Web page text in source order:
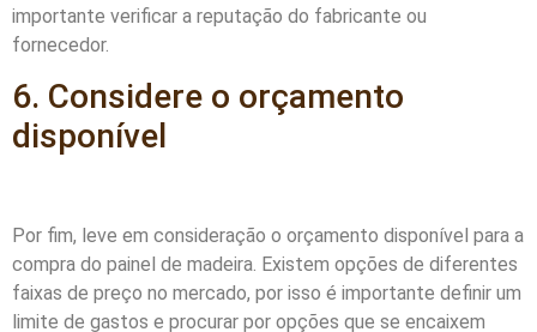
importante verificar a reputação do fabricante ou
fornecedor.
6. Considere o orçamento
disponível
Por fim, leve em consideração o orçamento disponível para a
compra do painel de madeira. Existem opções de diferentes
faixas de preço no mercado, por isso é importante definir um
limite de gastos e procurar por opções que se encaixem